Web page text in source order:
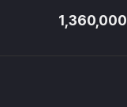
1,360,000